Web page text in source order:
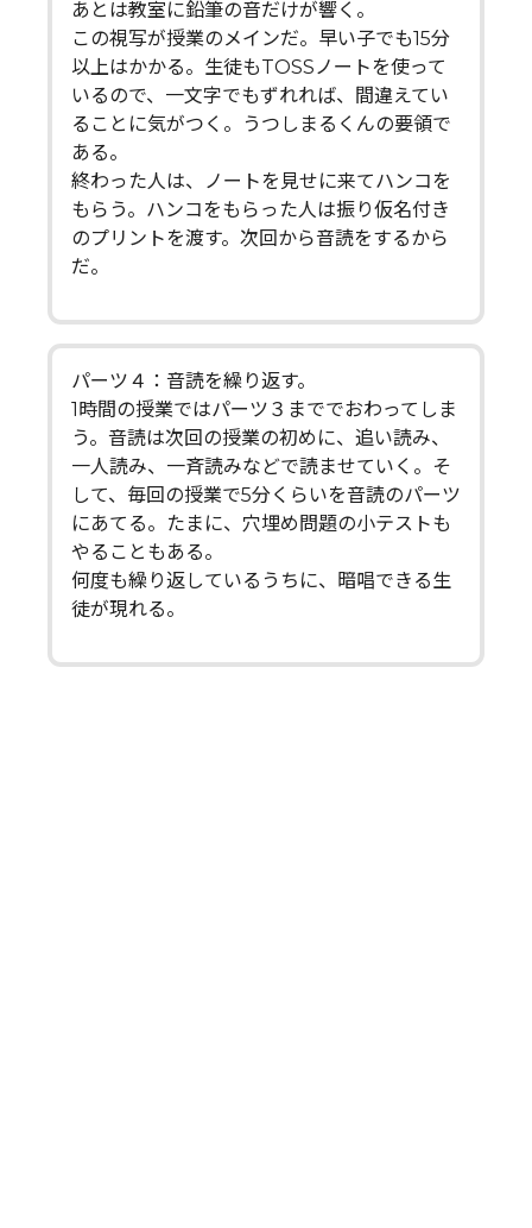
あとは教室に鉛筆の音だけが響く。
この視写が授業のメインだ。早い子でも15分
以上はかかる。生徒もTOSSノートを使って
いるので、一文字でもずれれば、間違えてい
ることに気がつく。うつしまるくんの要領で
ある。
終わった人は、ノートを見せに来てハンコを
もらう。ハンコをもらった人は振り仮名付き
のプリントを渡す。次回から音読をするから
だ。
パーツ４：音読を繰り返す。
1時間の授業ではパーツ３まででおわってしま
う。音読は次回の授業の初めに、追い読み、
一人読み、一斉読みなどで読ませていく。そ
して、毎回の授業で5分くらいを音読のパーツ
にあてる。たまに、穴埋め問題の小テストも
やることもある。
何度も繰り返しているうちに、暗唱できる生
徒が現れる。